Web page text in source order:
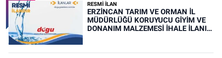
RESMİ İLAN
ERZİNCAN TARIM VE ORMAN İL
MÜDÜRLÜĞÜ KORUYUCU GİYİM VE
DONANIM MALZEMESİ İHALE İLANI